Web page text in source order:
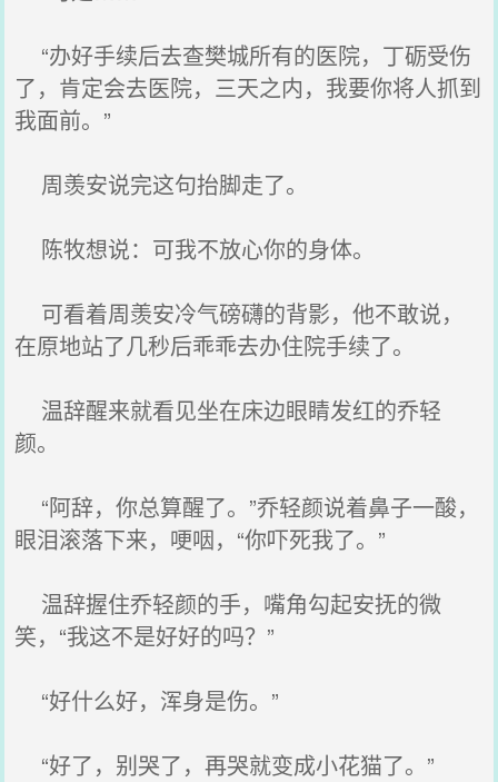
“办好手续后去查樊城所有的医院，丁砺受伤
了，肯定会去医院，三天之内，我要你将人抓到
我面前。”
周羡安说完这句抬脚走了。
陈牧想说：可我不放心你的身体。
可看着周羡安冷气磅礴的背影，他不敢说，
在原地站了几秒后乖乖去办住院手续了。
温辞醒来就看见坐在床边眼睛发红的乔轻
颜。
“阿辞，你总算醒了。”乔轻颜说着鼻子一酸，
眼泪滚落下来，哽咽，“你吓死我了。”
温辞握住乔轻颜的手，嘴角勾起安抚的微
笑，“我这不是好好的吗？”
“好什么好，浑身是伤。”
“好了，别哭了，再哭就变成小花猫了。”